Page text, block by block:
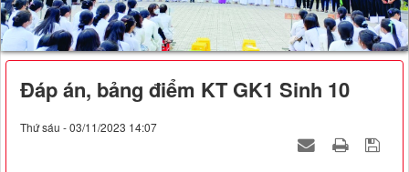
Đáp án, bảng điểm KT GK1 Sinh 10
Thứ sáu - 03/11/2023 14:07